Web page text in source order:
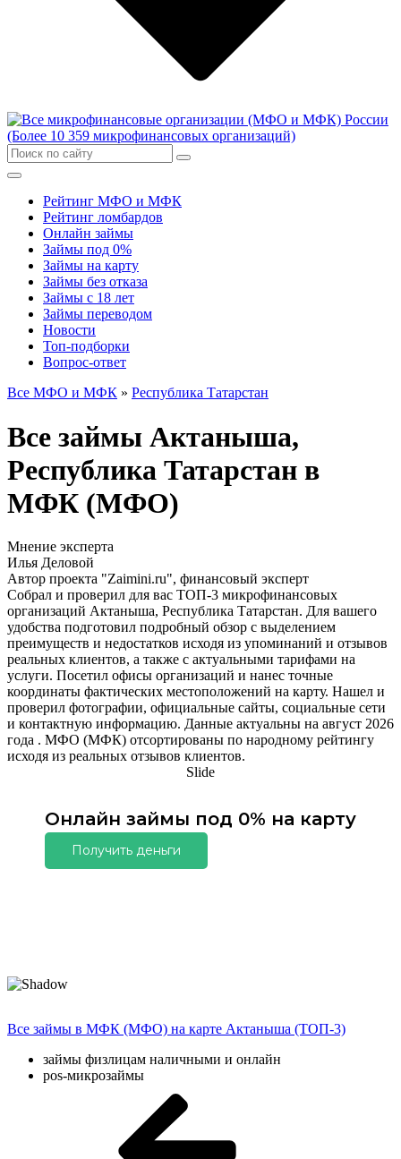
Рейтинг МФО и МФК
Рейтинг ломбардов
Онлайн займы
Займы под 0%
Займы на карту
Займы без отказа
Займы с 18 лет
Займы переводом
Новости
Топ-подборки
Вопрос-ответ
Все МФО и МФК » Республика Татарстан
Все займы Актаныша,
Республика Татарстан в
МФК (МФО)
Мнение эксперта
Илья Деловой
Автор проекта "Zaimini.ru", финансовый эксперт
Собрал и проверил для вас ТОП-3 микрофинансовых
организаций Актаныша, Республика Татарстан. Для вашего
удобства подготовил подробный обзор с выделением
преимуществ и недостатков исходя из упоминаний и отзывов
реальных клиентов, а также с актуальными тарифами на
услуги. Посетил офисы организаций и нанес точные
координаты фактических местоположений на карту. Нашел и
проверил фотографии, официальные сайты, социальные сети
и контактную информацию. Данные актуальны на август 2026
года . МФО (МФК) отсортированы по народному рейтингу
исходя из реальных отзывов клиентов.
Slide
Онлайн займы под 0% на карту
Получить деньги
Все займы в МФК (МФО) на карте Актаныша (ТОП-3)
займы физлицам наличными и онлайн
pos-микрозаймы